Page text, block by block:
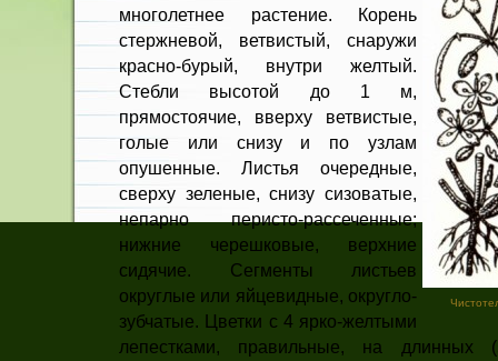
многолетнее растение. Ко­рень
стержневой, ветвистый, снаружи
красно-бурый, внутри желтый.
Стебли высотой до 1 м,
прямостоячие, вверху ветвистые,
голые или снизу и по узлам
опушенные. Листья очередные,
сверху зеленые, снизу сизоватые,
непарно перисто-рассеченные;
нижние черешковые, верхние
сидячие. Сегменты листьев
округлые или яйцевидные, округло-
зуб­чатые. Цветки с 4 ярко-желтыми
ле­пестками, правильные, на длинных